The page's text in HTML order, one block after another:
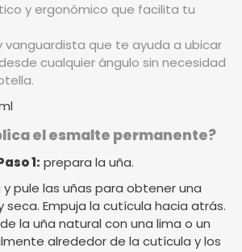
y ergonómico que facilita tu
vanguardista que te ayuda a ubicar
cualquier ángulo sin necesidad
el esmalte permanente?
1: prepara la uña.
y pule las uñas para obtener una
seca. Empuja la cutícula hacia atrás.
la uña natural con una lima o un
alrededor de la cutícula y los